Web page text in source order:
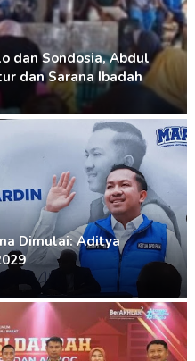
dan Sondosia, Abdul
dan Sarana Ibadah
Dimulai: Aditya